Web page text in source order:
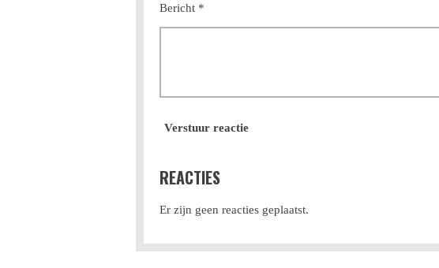
Bericht *
Verstuur reactie
REACTIES
Er zijn geen reacties geplaatst.